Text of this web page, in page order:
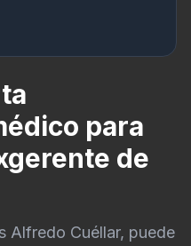
para
de
Alfredo Cuéllar, puede